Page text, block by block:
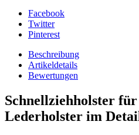
Facebook
Twitter
Pinterest
Beschreibung
Artikeldetails
Bewertungen
Schnellziehholster
Lederholster im